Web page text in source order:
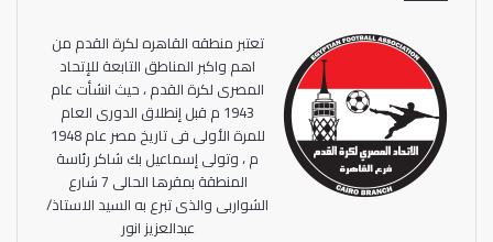
تعتبر منطقه القاهره لكرة القدم من
اهم واكبر المناطق التابعة للإتحاد
المصرى لكرة القدم ، حيث انشأت عام
1943 م قبل إنطلاق الدورى العام
للمرة الأولى فى تاريخ مصر عام 1948
م ، وتولى إسماعيل بك شاكر رئاسة
المنطقة بمقرها الحالى 7 شارع
الشواربى والذى تبرع به السيد الاستاذ/
عبدالعزيز انور